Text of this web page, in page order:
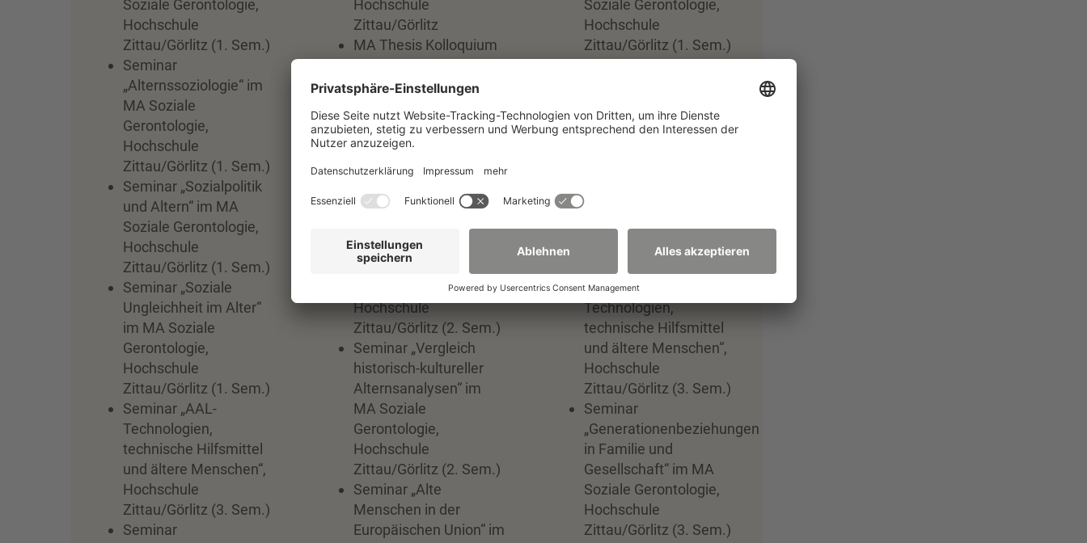
Soziale Gerontologie,
Hochschule
Zittau/Görlitz (1. Sem.)
Seminar
„Alternssoziologie“ im
MA Soziale
Gerontologie,
Hochschule
Zittau/Görlitz (1. Sem.)
Seminar „Sozialpolitik
und Altern“ im MA
Soziale Gerontologie,
Hochschule
Zittau/Görlitz (1. Sem.)
Seminar „Soziale
Ungleichheit im Alter“
im MA Soziale
Gerontologie,
Hochschule
Zittau/Görlitz (1. Sem.)
Seminar „AAL-
Technologien,
technische Hilfsmittel
und ältere Menschen“,
Hochschule
Zittau/Görlitz (3. Sem.)
Seminar
Hochschule
Zittau/Görlitz
MA Thesis Kolloquium
Gerontologie,
Zittau/Görlitz (4. Sem.)
Seminar „Klassische
Alternsstudien“ im MA
Hochschule
Zittau/Görlitz (2. Sem.)
Seminar „Demografie“
im MA Soziale
Hochschule
Zittau/Görlitz (2. Sem.)
Seminar „Vergleich
historisch-kultureller
Alternsanalysen“ im
MA Soziale
Gerontologie,
Hochschule
Zittau/Görlitz (2. Sem.)
Seminar „Alte
Menschen in der
Europäischen Union“ im
Soziale Gerontologie,
Hochschule
Zittau/Görlitz (1. Sem.)
Gerontologie,
und Altern“ im MA
Soziale Gerontologie,
Hochschule
Seminar „AAL-
Technologien,
technische Hilfsmittel
und ältere Menschen“,
Hochschule
Zittau/Görlitz (3. Sem.)
Seminar
„Generationenbeziehungen
in Familie und
Gesellschaft“ im MA
Soziale Gerontologie,
Hochschule
Zittau/Görlitz (3. Sem.)